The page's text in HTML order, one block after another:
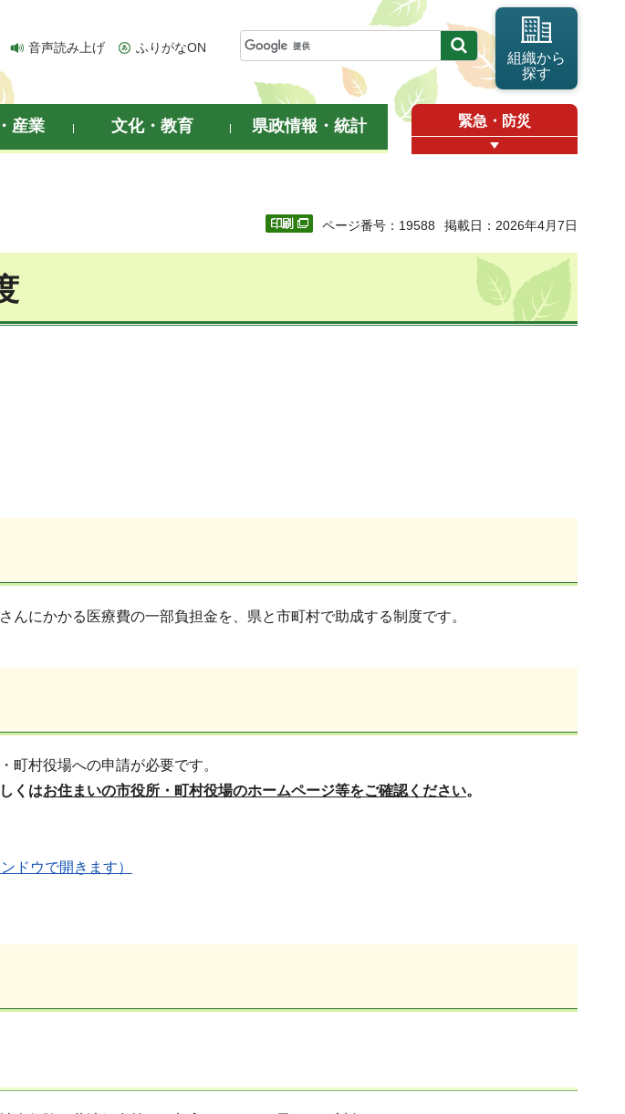
音声読み上げ ふりがなON
組織から
探す
産業 文化・教育 県政情報・統計 緊急・防災
ページ番号：19588 掲載日：2026年4月7日
んにかかる医療費の一部負担金を、県と市町村で助成する制度です。
町村役場への申請が必要です。
くはお住まいの市役所・町村役場のホームページ等をご確認ください。
ドウで開きます）